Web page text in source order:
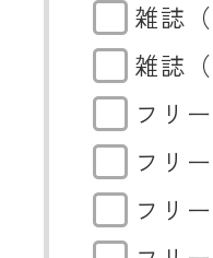
雑誌
雑誌
フリ
フリ
フリ